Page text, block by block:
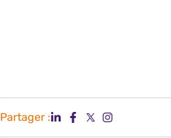
Partager :